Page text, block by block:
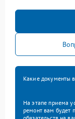
Какие документы
На этапе приема
ремонт вам будет